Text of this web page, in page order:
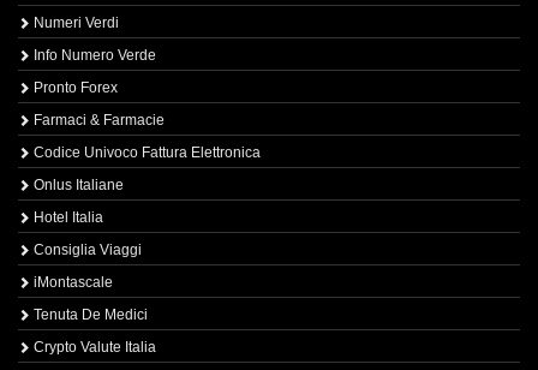
Numeri Verdi
Info Numero Verde
Pronto Forex
Farmaci & Farmacie
Codice Univoco Fattura Elettronica
Onlus Italiane
Hotel Italia
Consiglia Viaggi
iMontascale
Tenuta De Medici
Crypto Valute Italia